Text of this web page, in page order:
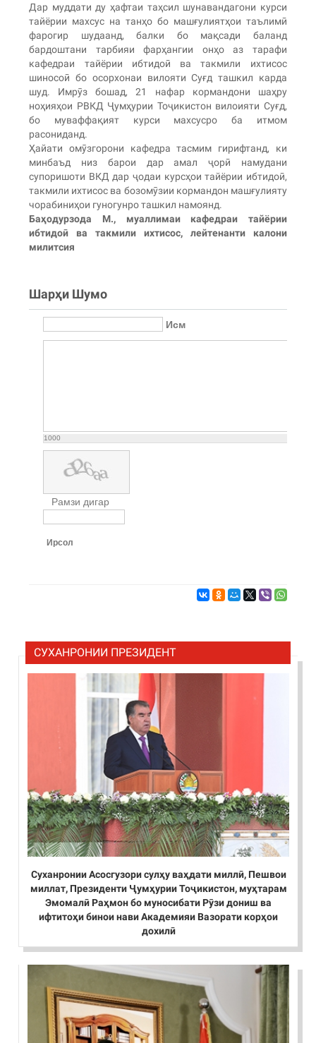
Дар муддати ду ҳафтаи таҳсил шунавандагони курси
тайёрии махсус на танҳо бо машғулиятҳои таълимӣ
фарогир шудаанд, балки бо мақсади баланд
бардоштани тарбияи фарҳангии онҳо аз тарафи
кафедраи тайёрии ибтидоӣ ва такмили ихтисос
шиносоӣ бо осорхонаи вилояти Суғд ташкил карда
шуд. Имрӯз бошад, 21 нафар кормандони шаҳру
ноҳияҳои РВКД Ҷумҳурии Тоҷикистон вилоияти Суғд,
бо муваффақият курси махсусро ба итмом
расониданд.
Ҳайати омӯзгорони кафедра тасмим гирифтанд, ки
минбаъд низ барои дар амал ҷорӣ намудани
супоришоти ВКД дар ҷодаи курсҳои тайёрии ибтидоӣ,
такмили ихтисос ва бозомӯзии кормандон машғулияту
чорабиниҳои гуногунро ташкил намоянд.
Баҳодурзода М., муаллимаи кафедраи тайёрии
ибтидоӣ ва такмили ихтисос, лейтенанти калони
милитсия
Шарҳи Шумо
Исм
1000
Рамзи дигар
Ирсол
СУХАНРОНИИ ПРЕЗИДЕНТ
Суханронии Асосгузори сулҳу ваҳдати миллӣ, Пешвои
миллат, Президенти Ҷумҳурии Тоҷикистон, муҳтарам
Эмомалӣ Раҳмон бо муносибати Рӯзи дониш ва
ифтитоҳи бинои нави Академияи Вазорати корҳои
дохилӣ